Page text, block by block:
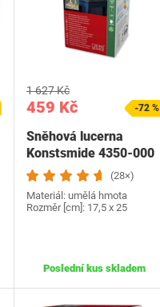
459 Kč
1 627 Kč
-72 %
Sněhová lucerna
Konstsmide 4350-000
(28×)
Materiál: umělá hmota
Rozměr [cm]: 17,5 x 25
Poslední kus skladem